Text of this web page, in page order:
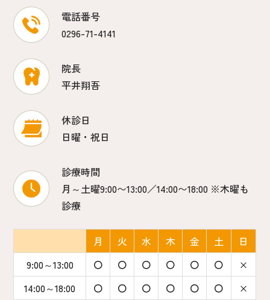
電話番号
0296-71-4141
院長
平井翔吾
休診日
日曜・祝日
診療時間
月～土曜9:00〜13:00／14:00〜18:00 ※木曜も
診療
月 火 水 木 金 土
日
9:00～13:00
〇 〇 〇 〇 〇 〇
×
14:00～18:00
〇 〇 〇 〇 〇 〇 ×